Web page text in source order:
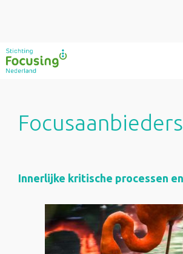
Ga
naar
Focusaanbieders
Innerlijke kritische processen